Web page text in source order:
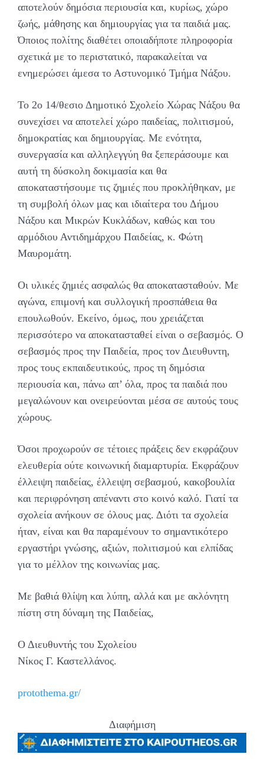
αποτελούν δημόσια περιουσία και, κυρίως, χώρο
ζωής, μάθησης και δημιουργίας για τα παιδιά μας.
Όποιος πολίτης διαθέτει οποιαδήποτε πληροφορία
σχετικά με το περιστατικό, παρακαλείται να
ενημερώσει άμεσα το Αστυνομικό Τμήμα Νάξου.
Το 2ο 14/θεσιο Δημοτικό Σχολείο Χώρας Νάξου θα
συνεχίσει να αποτελεί χώρο παιδείας, πολιτισμού,
δημοκρατίας και δημιουργίας. Με ενότητα,
συνεργασία και αλληλεγγύη θα ξεπεράσουμε και
αυτή τη δύσκολη δοκιμασία και θα
αποκαταστήσουμε τις ζημιές που προκλήθηκαν, με
τη συμβολή όλων μας και ιδιαίτερα του Δήμου
Νάξου και Μικρών Κυκλάδων, καθώς και του
αρμόδιου Αντιδημάρχου Παιδείας, κ. Φώτη
Μαυρομάτη.
Οι υλικές ζημιές ασφαλώς θα αποκατασταθούν. Με
αγώνα, επιμονή και συλλογική προσπάθεια θα
επουλωθούν. Εκείνο, όμως, που χρειάζεται
περισσότερο να αποκατασταθεί είναι ο σεβασμός. Ο
σεβασμός προς την Παιδεία, προς τον Διευθυντη,
προς τους εκπαιδευτικούς, προς τη δημόσια
περιουσία και, πάνω απ’ όλα, προς τα παιδιά που
μεγαλώνουν και ονειρεύονται μέσα σε αυτούς τους
χώρους.
Όσοι προχωρούν σε τέτοιες πράξεις δεν εκφράζουν
ελευθερία ούτε κοινωνική διαμαρτυρία. Εκφράζουν
έλλειψη παιδείας, έλλειψη σεβασμού, κακοβουλία
και περιφρόνηση απέναντι στο κοινό καλό. Γιατί τα
σχολεία ανήκουν σε όλους μας. Διότι τα σχολεία
ήταν, είναι και θα παραμένουν το σημαντικότερο
εργαστήρι γνώσης, αξιών, πολιτισμού και ελπίδας
για το μέλλον της κοινωνίας μας.
Με βαθιά θλίψη και λύπη, αλλά και με ακλόνητη
πίστη στη δύναμη της Παιδείας,
Ο Διευθυντής του Σχολείου
Νίκος Γ. Καστελλάνος.
protothema.gr/
Διαφήμιση